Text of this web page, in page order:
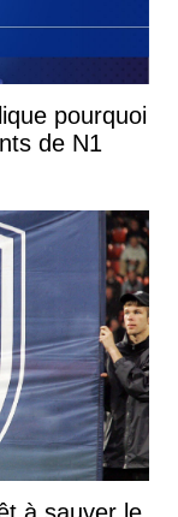
pourquoi
de N1